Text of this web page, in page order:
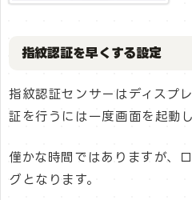
指紋認証を早くする設定
指紋認証センサーはディスプ
証を行うには一度画面を起動
僅かな時間ではありますが、
グとなります。